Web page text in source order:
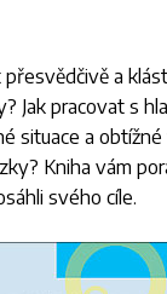
a
Jak pracovat s
situace a
Kniha vám
svého cíle.